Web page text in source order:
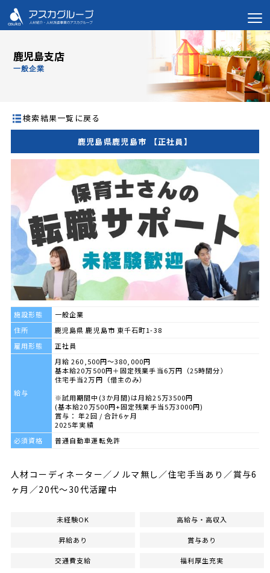
鹿児島支店
一般企業
検索結果一覧に戻る
鹿児島県鹿児島市 【正社員】
施設形態
一般企業
住所
鹿児島県 鹿児島市 東千石町1-38
雇用形態
正社員
給与
月給 260,500円～380,000円
基本給20万500円＋固定残業手当6万円（25時間分）
住宅手当2万円（借主のみ）
※試用期間中(3か月間)は月給25万3500円
(基本給20万500円+固定残業手当5万3000円)
賞与： 年2回 / 合計6ヶ月
2025年実績
必須資格
普通自動車運転免許
人材コーディネーター／ノルマ無し／住宅手当あり／賞与6
ヶ月／20代～30代活躍中
未経験OK 高給与・高収入
昇給あり 賞与あり
交通費支給 福利厚生充実